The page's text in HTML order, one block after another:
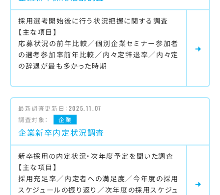
採用選考開始後に行う状況把握に関する調査
【主な項目】
応募状況の前年比較／個別企業セミナー参加者
の選考参加率前年比較／内々定辞退率／内々定
の辞退が最も多かった時期
最新調査更新日： 2025.11.07
調査対象：
企業
企業新卒内定状況調査
新卒採用の内定状況・次年度予定を聞いた調査
【主な項目】
採用充足率／内定者への満足度／今年度の採用
スケジュールの振り返り／次年度の採用スケジュ